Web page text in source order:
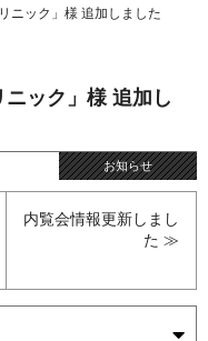
ニック」様 追加しました
ック」様 追加し
お知らせ
内覧会情報更新しまし
た ≫